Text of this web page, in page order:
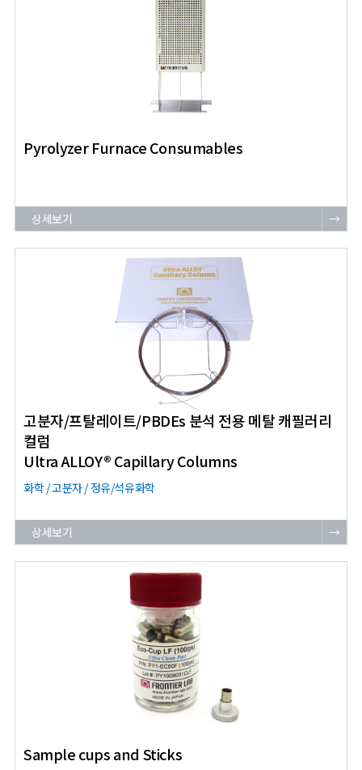
Pyrolyzer Furnace Consumables
상세보기 →
고분자/프탈레이트/PBDEs 분석 전용 메탈 캐필러리
컬럼
Ultra ALLOY® Capillary Columns
화학 / 고분자 / 정유/석유화학
상세보기 →
Sample cups and Sticks